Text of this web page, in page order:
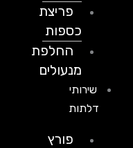
פריצת
כספות
החלפת
מנעולים
שירותי
דלתות
פורץ